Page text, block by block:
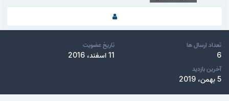
تعداد ارسال ها
6
تاریخ عضویت
11 اسفند، 2016
آخرین بازدید
5 بهمن، 2019